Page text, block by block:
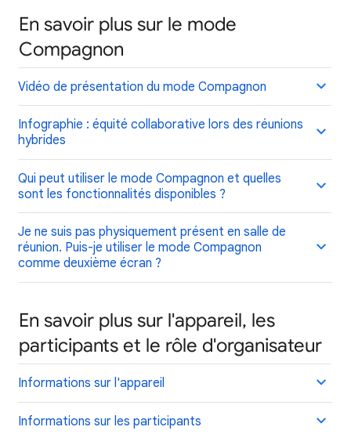
En savoir plus sur le mode
Compagnon
Vidéo de présentation du mode Compagnon
Infographie : équité collaborative lors des réunions
hybrides
Qui peut utiliser le mode Compagnon et quelles
sont les fonctionnalités disponibles ?
Je ne suis pas physiquement présent en salle de
réunion. Puis-je utiliser le mode Compagnon
comme deuxième écran ?
En savoir plus sur l'appareil, les
participants et le rôle d'organisateur
Informations sur l'appareil
Informations sur les participants